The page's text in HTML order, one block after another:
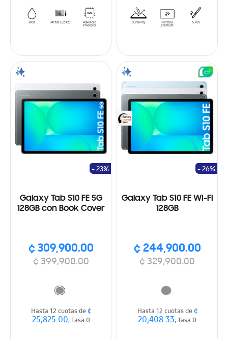
Galaxy Tab S10 FE 5G
128GB con Book Cover
¢ 309,900.00
¢ 399,900.00
- 23%
Hasta 12 cuotas de¢
25,825.00, Tasa 0
Galaxy Tab S10 FE WI-FI
128GB
¢ 244,900.00
¢ 329,900.00
- 26%
Hasta 12 cuotas de¢
20,408.33, Tasa 0